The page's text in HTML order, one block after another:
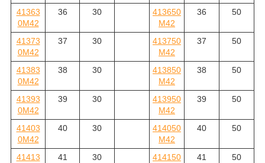
41363
0M42
36 30
413650
M42
36 50
41373
0M42
37 30
413750
M42
37 50
41383
0M42
38 30
413850
M42
38 50
41393
0M42
39 30
413950
M42
39 50
41403
0M42
40 30
414050
M42
40 50
41413
41 30
414150
41 50